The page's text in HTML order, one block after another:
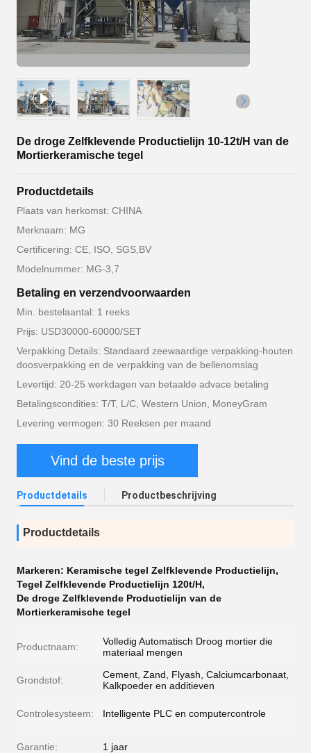
De droge Zelfklevende Productielijn 10-12t/H van de
Mortierkeramische tegel
Productdetails
Plaats van herkomst: CHINA
Merknaam: MG
Certificering: CE, ISO, SGS,BV
Modelnummer: MG-3,7
Betaling en verzendvoorwaarden
Min. bestelaantal: 1 reeks
Prijs: USD30000-60000/SET
Verpakking Details: Standaard zeewaardige verpakking-houten
doosverpakking en de verpakking van de bellenomslag
Levertijd: 20-25 werkdagen van betaalde advace betaling
Betalingscondities: T/T, L/C, Western Union, MoneyGram
Levering vermogen: 30 Reeksen per maand
Vind de beste prijs
Productdetails Productbeschrijving
Productdetails
Markeren: Keramische tegel Zelfklevende Productielijn,
Tegel Zelfklevende Productielijn 120t/H,
De droge Zelfklevende Productielijn van de
Mortierkeramische tegel
Productnaam:
Volledig Automatisch Droog mortier die
materiaal mengen
Grondstof:
Cement, Zand, Flyash, Calciumcarbonaat,
Kalkpoeder en additieven
Controlesysteem: Intelligente PLC en computercontrole
Garantie: 1 jaar